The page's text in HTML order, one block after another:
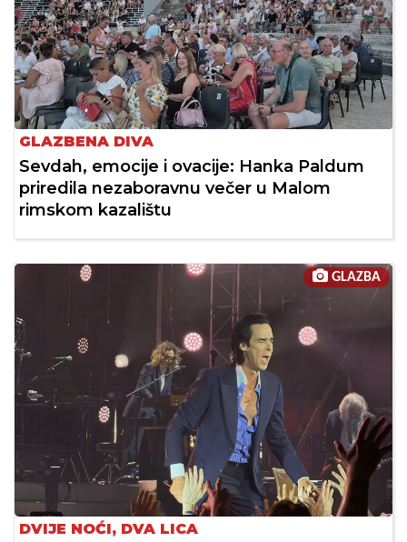
GLAZBENA DIVA
Sevdah, emocije i ovacije: Hanka Paldum
priredila nezaboravnu večer u Malom
rimskom kazalištu
GLAZBA
DVIJE NOĆI, DVA LICA